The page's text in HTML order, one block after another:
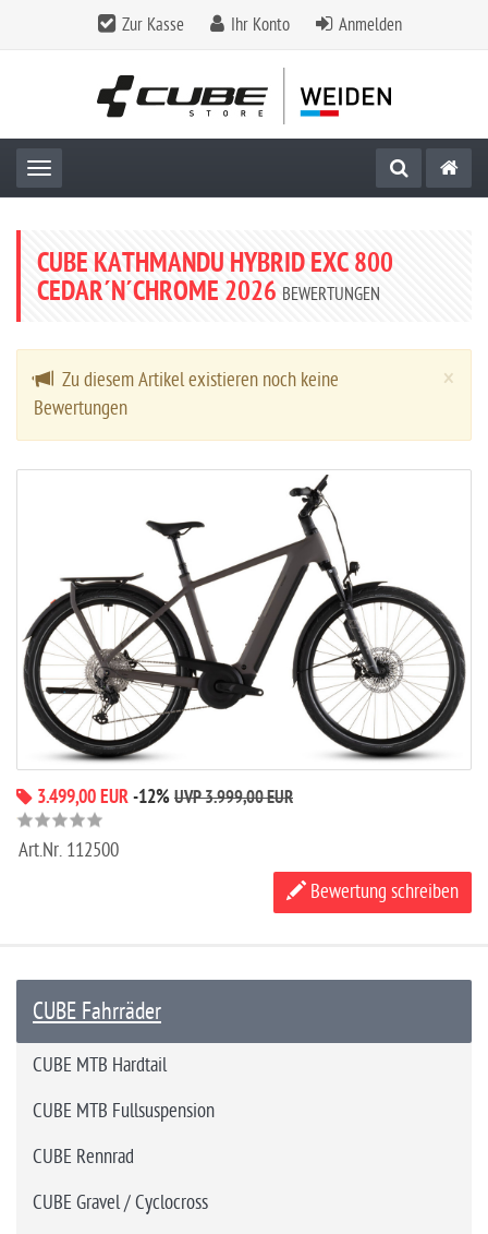
Zur Kasse Ihr Konto Anmelden
Toggle navigation
CUBE KATHMANDU HYBRID EXC 800
CEDAR´N´CHROME 2026 BEWERTUNGEN
×
Zu diesem Artikel existieren noch keine
Bewertungen
3.499,00 EUR-12% UVP 3.999,00 EUR
Art.Nr. 112500
Bewertung schreiben
CUBE Fahrräder
CUBE MTB Hardtail
CUBE MTB Fullsuspension
CUBE Rennrad
CUBE Gravel / Cyclocross